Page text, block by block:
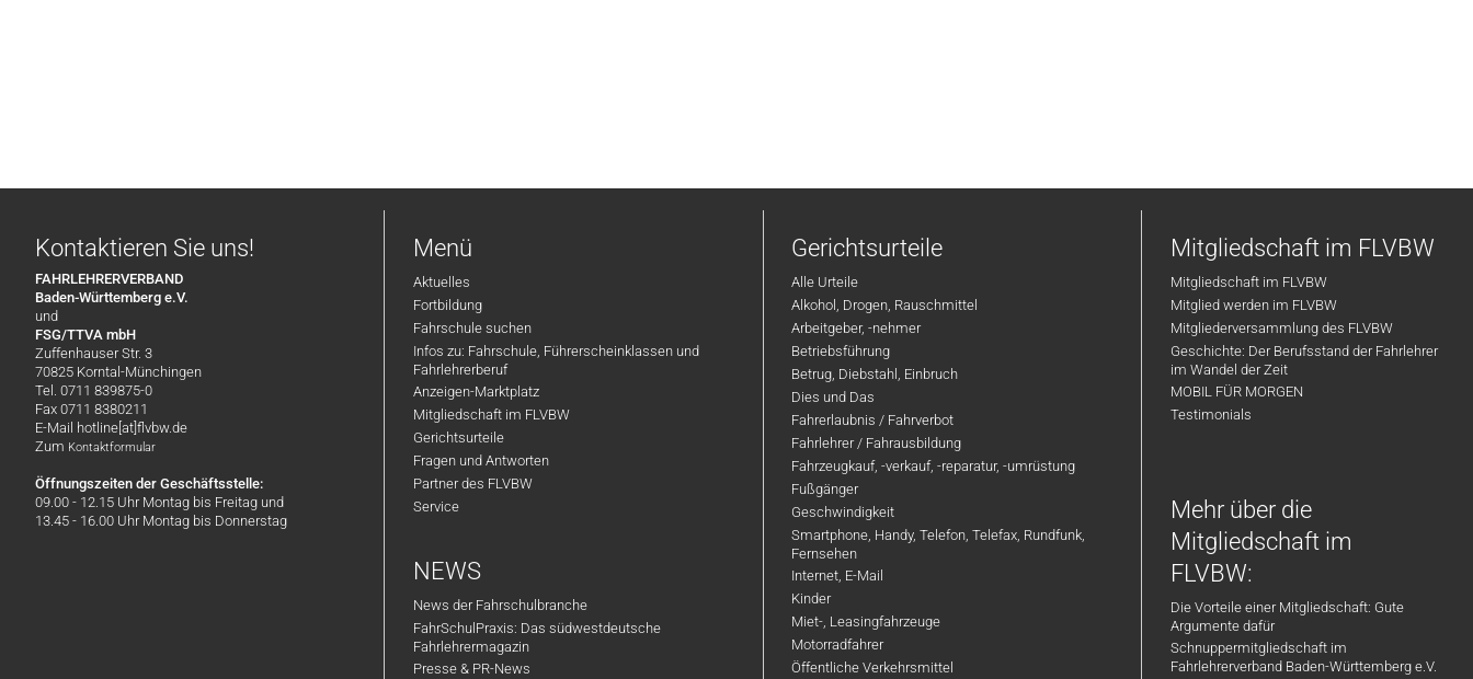
Kontaktieren Sie uns!
FAHRLEHRERVERBAND
Baden-Württemberg e.V.
und
FSG/TTVA mbH
Zuffenhauser Str. 3
70825 Korntal-Münchingen
Tel. 0711 839875-0
Fax 0711 8380211
E-Mail hotline[at]flvbw.de
Zum Kontaktformular
Öffnungszeiten der Geschäftsstelle:
09.00 - 12.15 Uhr Montag bis Freitag und
13.45 - 16.00 Uhr Montag bis Donnerstag
Menü
Aktuelles
Fortbildung
Fahrschule suchen
Infos zu: Fahrschule, Führerscheinklassen und
Fahrlehrerberuf
Anzeigen-Marktplatz
Mitgliedschaft im FLVBW
Gerichtsurteile
Fragen und Antworten
Partner des FLVBW
Service
NEWS
News der Fahrschulbranche
FahrSchulPraxis: Das südwestdeutsche
Fahrlehrermagazin
Presse & PR-News
Gerichtsurteile
Alle Urteile
Alkohol, Drogen, Rauschmittel
Arbeitgeber, -nehmer
Betriebsführung
Betrug, Diebstahl, Einbruch
Dies und Das
Fahrerlaubnis / Fahrverbot
Fahrlehrer / Fahrausbildung
Fahrzeugkauf, -verkauf, -reparatur, -umrüstung
Fußgänger
Geschwindigkeit
Smartphone, Handy, Telefon, Telefax, Rundfunk,
Fernsehen
Internet, E-Mail
Kinder
Miet-, Leasingfahrzeuge
Motorradfahrer
Öffentliche Verkehrsmittel
Mitgliedschaft im FLVBW
Mitgliedschaft im FLVBW
Mitglied werden im FLVBW
Mitgliederversammlung des FLVBW
Geschichte: Der Berufsstand der Fahrlehrer
im Wandel der Zeit
MOBIL FÜR MORGEN
Testimonials
Mehr über die
Mitgliedschaft im
FLVBW:
Die Vorteile einer Mitgliedschaft: Gute
Argumente dafür
Schnuppermitgliedschaft im
Fahrlehrerverband Baden-Württemberg e.V.